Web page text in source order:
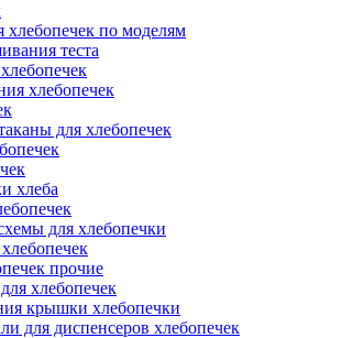
хлебопечек по моделям
теста
хлебопечек
для хлебопечек
хлеба
для хлебопечки
прочие
хлебопечек
крышки хлебопечки
для диспенсеров хлебопечек